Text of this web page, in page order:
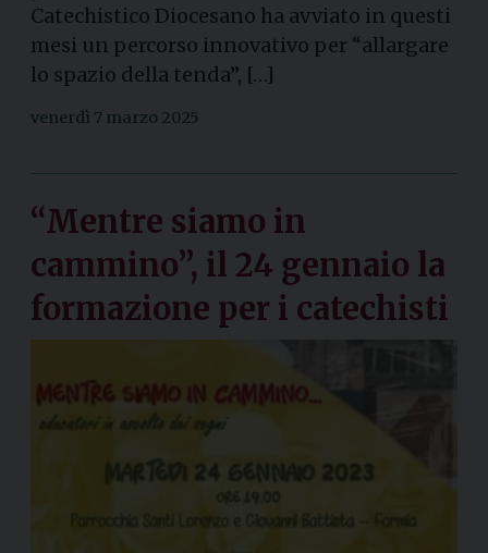
Catechistico Diocesano ha avviato in questi
mesi un percorso innovativo per “allargare
lo spazio della tenda”, […]
venerdì 7 marzo 2025
“Mentre siamo in
cammino”, il 24 gennaio la
formazione per i catechisti